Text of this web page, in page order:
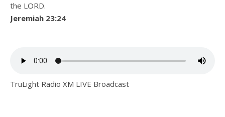
the LORD.
Jeremiah 23:24
TruLight Radio XM LIVE Broadcast